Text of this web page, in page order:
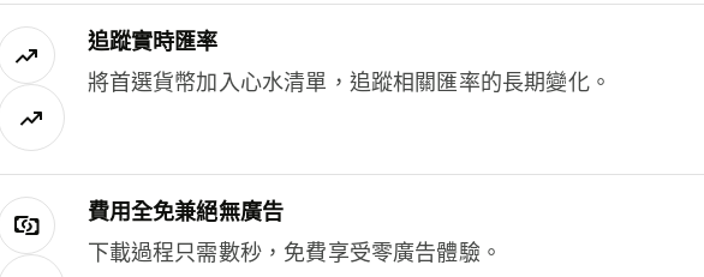
追蹤實時匯率
將首選貨幣加入心水清單，追蹤相關匯率的長期變化。
費用全免兼絕無廣告
下載過程只需數秒，免費享受零廣告體驗。